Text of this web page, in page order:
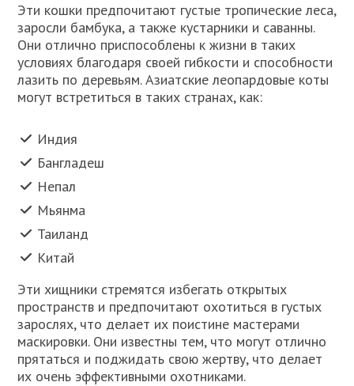
Эти кошки предпочитают густые тропические леса,
заросли бамбука, а также кустарники и саванны.
Они отлично приспособлены к жизни в таких
условиях благодаря своей гибкости и способности
лазить по деревьям. Азиатские леопардовые коты
могут встретиться в таких странах, как:
Индия
Бангладеш
Непал
Мьянма
Таиланд
Китай
Эти хищники стремятся избегать открытых
пространств и предпочитают охотиться в густых
зарослях, что делает их поистине мастерами
маскировки. Они известны тем, что могут отлично
прятаться и поджидать свою жертву, что делает
их очень эффективными охотниками.